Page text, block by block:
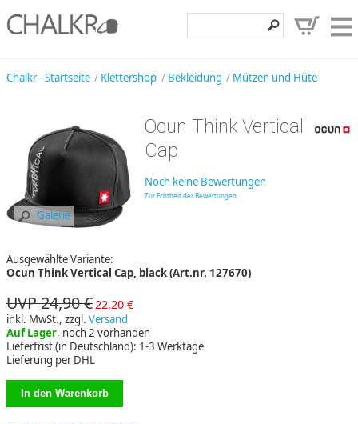
Klettershop
Entdecken
Chalkr - Startseite Klettershop Bekleidung Mützen und Hüte
Galerie
Ocun Think Vertical
Cap
Noch keine Bewertungen
Zur Echtheit der Bewertungen
Ausgewählte Variante:
Ocun Think Vertical Cap, black (Art.nr. 127670)
UVP 24,90 € 22,20 €
inkl. MwSt., zzgl. Versand
Auf Lager, noch 2 vorhanden
Lieferfrist (in Deutschland): 1-3 Werktage
Lieferung per DHL